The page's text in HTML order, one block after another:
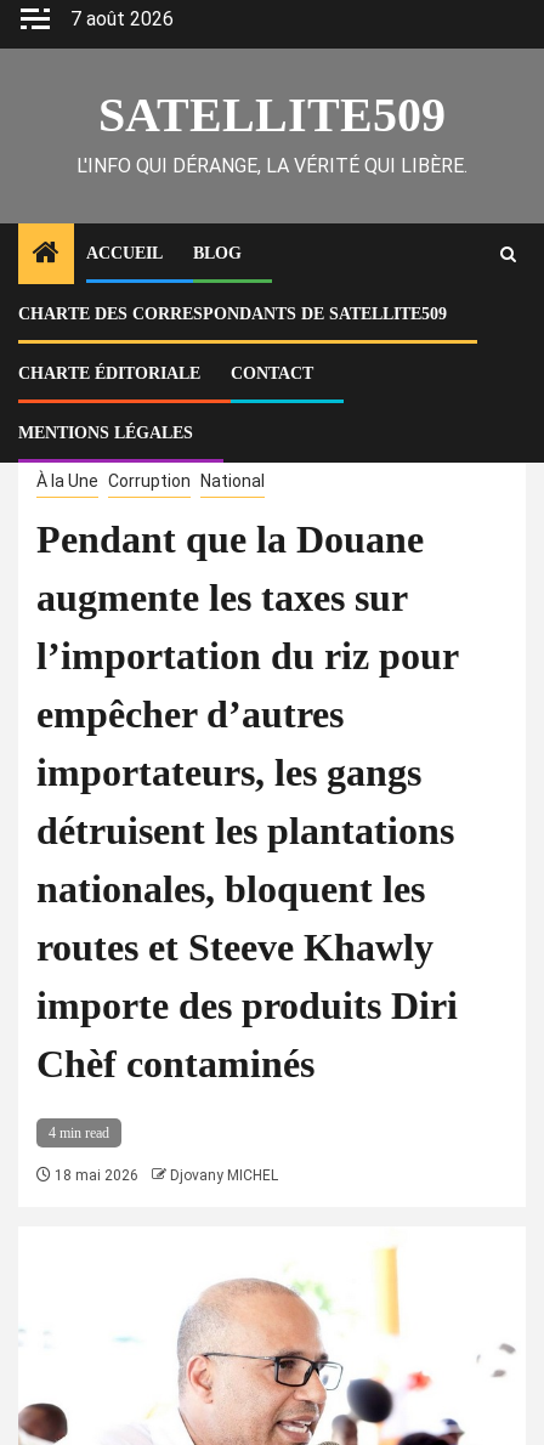
Skip
7 août 2026
SATELLITE509
L'INFO QUI DÉRANGE, LA VÉRITÉ QUI LIBÈRE.
ACCUEIL BLOG
CHARTE DES CORRESPONDANTS DE SATELLITE509
CHARTE ÉDITORIALE CONTACT
MENTIONS LÉGALES
Home
National
Pendant que la Douane augmente les taxes sur l’importation du riz pour
empêcher d’autres importateurs, les gangs détruisent les plantations
À la Une Corruption National
Pendant que la Douane
augmente les taxes sur
l’importation du riz pour
empêcher d’autres
importateurs, les gangs
détruisent les plantations
nationales, bloquent les
routes et Steeve Khawly
importe des produits Diri
Chèf contaminés
4 min read
18 mai 2026 Djovany MICHEL